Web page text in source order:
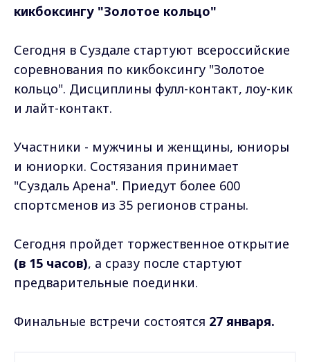
кикбоксингу "Золотое кольцо"
Сегодня в Суздале стартуют всероссийские
соревнования по кикбоксингу "Золотое
кольцо". Дисциплины фулл-контакт, лоу-кик
и лайт-контакт.
Участники - мужчины и женщины, юниоры
и юниорки. Состязания принимает
"Суздаль Арена". Приедут более 600
спортсменов из 35 регионов страны.
Сегодня пройдет торжественное открытие
(в 15 часов), а сразу после стартуют
предварительные поединки.
Финальные встречи состоятся 27 января.